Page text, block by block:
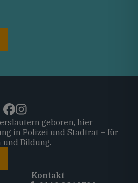
geboren, hier
in Polizei und Stadtrat – für
und Bildung.
Kontakt